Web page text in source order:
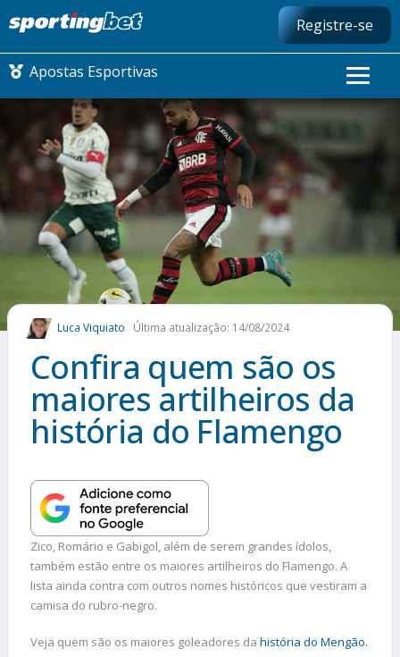
Registre-se
Apostas Esportivas
CONMEBOL LIBERTADORES
FUTEBOL NACIONAL
FUTEBOL INTERNACIONAL
COMO APOSTAR
MAIS ESPORTES
Luca Viquiato Última atualização: 14/08/2024
Confira quem são os
maiores artilheiros da
história do Flamengo
Zico, Romário e Gabigol, além de serem grandes ídolos,
também estão entre os maiores artilheiros do Flamengo. A
lista ainda contra com outros nomes históricos que vestiram a
camisa do rubro-negro.
Veja quem são os maiores goleadores da história do Mengão.